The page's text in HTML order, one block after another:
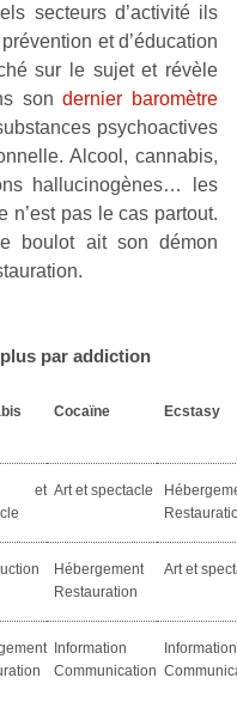
secteurs d’activité ils
et d’éducation
sur le sujet et révèle
sondernier baromètre
psychoactives
Alcool, cannabis,
hallucinogènes… les
n’est pas le cas partout.
boulot ait son démon
par addiction
Cocaïne Ecstasy
et Art et spectacle
Hébergement
Restauration
Art et
Information
Communication